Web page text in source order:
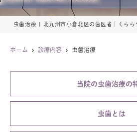
虫歯治療 | 北九州市小倉北区の歯医者｜くらら
ホーム 診療内容 虫歯治療
当院の虫歯治療の
虫歯とは